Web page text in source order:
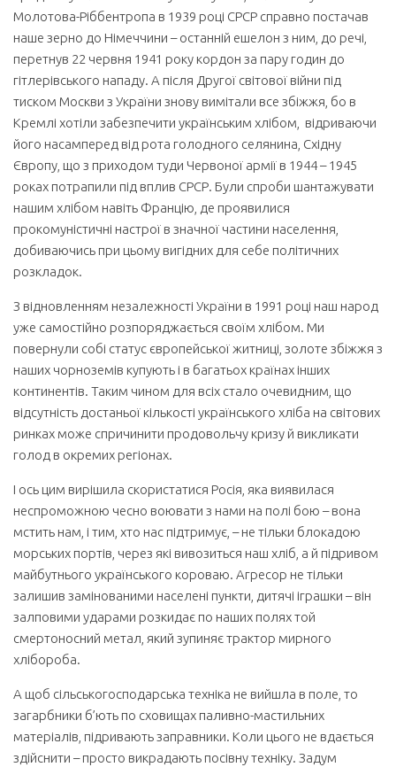
Молотова-Ріббентропа в 1939 році СРСР справно постачав
наше зерно до Німеччини – останній ешелон з ним, до речі,
перетнув 22 червня 1941 року кордон за пару годин до
гітлерівського нападу. А після Другої світової війни під
тиском Москви з України знову вимітали все збіжжя, бо в
Кремлі хотіли забезпечити українським хлібом, відриваючи
його насамперед від рота голодного селянина, Східну
Європу, що з приходом туди Червоної армії в 1944 – 1945
роках потрапили під вплив СРСР. Були спроби шантажувати
нашим хлібом навіть Францію, де проявилися
прокомуністичні настрої в значної частини населення,
добиваючись при цьому вигідних для себе політичних
розкладок.
З відновленням незалежності України в 1991 році наш народ
уже самостійно розпоряджається своїм хлібом. Ми
повернули собі статус європейської житниці, золоте збіжжя з
наших чорноземів купують і в багатьох країнах інших
континентів. Таким чином для всіх стало очевидним, що
відсутність достаньої кількості українського хліба на світових
ринках може спричинити продовольчу кризу й викликати
голод в окремих регіонах.
І ось цим вирішила скористатися Росія, яка виявилася
неспроможною чесно воювати з нами на полі бою – вона
мстить нам, і тим, хто нас підтримує, – не тільки блокадою
морських портів, через які вивозиться наш хліб, а й підривом
майбутнього українського короваю. Агресор не тільки
залишив замінованими населені пункти, дитячі іграшки – він
залповими ударами розкидає по наших полях той
смертоносний метал, який зупиняє трактор мирного
хлібороба.
А щоб сільськогосподарська техніка не вийшла в поле, то
загарбники б’ють по сховищах паливно-мастильних
матеріалів, підривають заправники. Коли цього не вдається
здійснити – просто викрадають посівну техніку. Задум